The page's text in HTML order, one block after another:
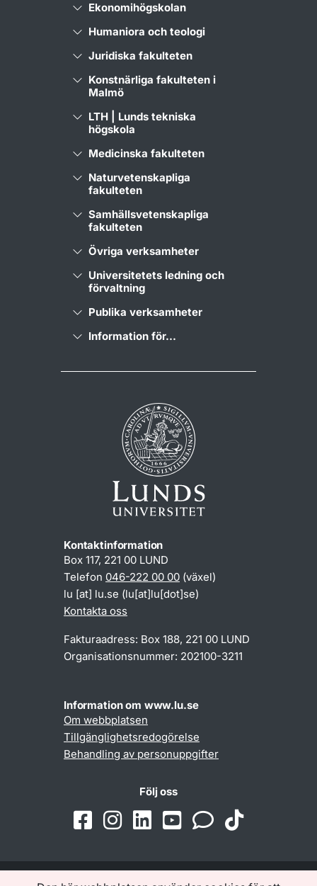
Ekonomihögskolan
Humaniora och teologi
Juridiska fakulteten
Konstnärliga fakulteten i
Malmö
LTH | Lunds tekniska
högskola
Medicinska fakulteten
Naturvetenskapliga
fakulteten
Samhällsvetenskapliga
fakulteten
Övriga verksamheter
Universitetets ledning och
förvaltning
Publika verksamheter
Information för...
Kontaktinformation
Box 117, 221 00 LUND
Telefon 046-222 00 00 (växel)
lu [at] lu.se (lu[at]lu[dot]se)
Kontakta oss
Fakturaadress: Box 188, 221 00 LUND
Organisationsnummer: 202100-3211
Information om www.lu.se
Om webbplatsen
Tillgänglighetsredogörelse
Behandling av personuppgifter
Följ oss